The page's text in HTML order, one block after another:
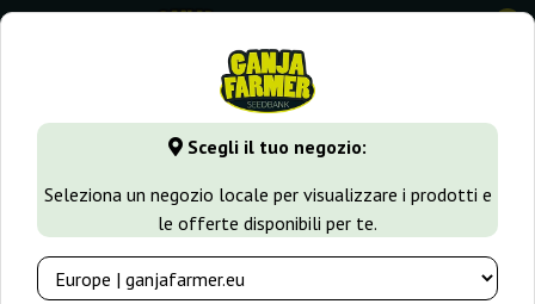
Scegli il tuo negozio:
Seleziona un negozio locale per visualizzare i prodotti e
le offerte disponibili per te.
0
GanjaFarmer.it Tipi di Semi Semi di Cannabis Autofiorenti